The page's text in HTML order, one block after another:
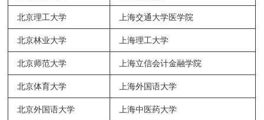
北京理工大学 上海交通大学医学院
北京林业大学 上海理工大学
北京师范大学 上海立信会计金融学院
北京体育大学 上海外国语大学
北京外国语大学 上海中医药大学